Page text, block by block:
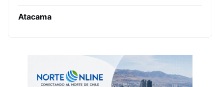
Atacama